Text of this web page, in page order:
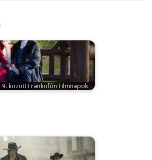
között Frankofón Filmnapok